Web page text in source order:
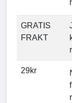
GRATIS
FRAKT
29kr